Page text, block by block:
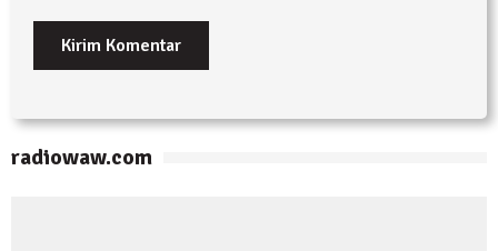
radiowaw.com